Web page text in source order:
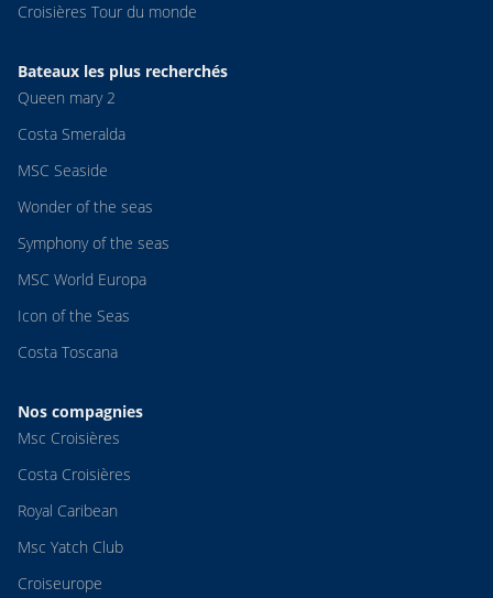
Croisières Tour du monde
Bateaux les plus recherchés
Queen mary 2
Costa Smeralda
MSC Seaside
Wonder of the seas
Symphony of the seas
MSC World Europa
Icon of the Seas
Costa Toscana
Nos compagnies
Msc Croisières
Costa Croisières
Royal Caribean
Msc Yatch Club
Croiseurope